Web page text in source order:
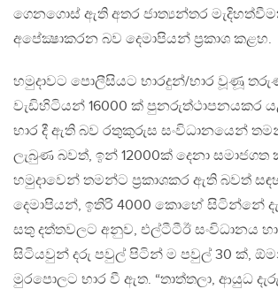
ගෙනගොස් ඇති අතර ජාත්‍යන්තර
අපේක්‍ෂාකරන බව දෙමාපියන් ප්‍රකාශ කළහ.
හමුදාවට පොලීසියට භාරදුන්/භාර වූණූ
වැඩිහිටියන් 16000 ක් පුනරුත්ථාපනයකර
භාර දී ඇති බව රතුකුරුස සංවිධානයෙන්
ලැබුණ බවත්, ඉන් 12000ක් දෙනා
හමුදාවෙන් තමන්ට ප්‍රකාශකර ඇති බවත්
දෙමාපියන්, ඉතිරි 4000 කොහේ සිටින්නේ
සතු දත්තවලට අනුව, එල්ටීටීඊ සංවිධානය
සිටියවුන් දරු පවුල් පිටින් ම පවුල් 30 ක්,
මුරපොලට භාර වී ඇත. “තාත්තලා, ආයුධ